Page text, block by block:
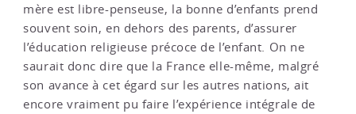
mère est libre-penseuse, la bonne d’enfants prend
souvent soin, en dehors des parents, d’assurer
l’éducation religieuse précoce de l’enfant. On ne
saurait donc dire que la France elle-même, malgré
son avance à cet égard sur les autres nations, ait
encore vraiment pu faire l’expérience intégrale de